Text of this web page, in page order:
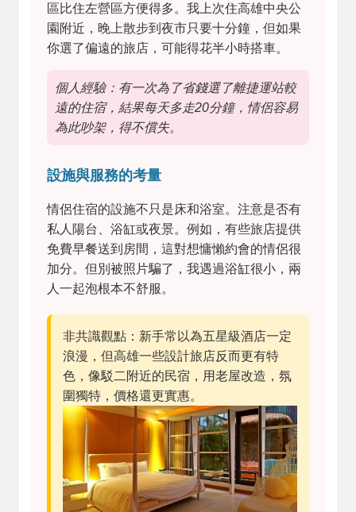
區比住左營區方便得多。我上次住高雄中央公
園附近，晚上散步到夜市只要十分鐘，但如果
你選了偏遠的旅店，可能得花半小時搭車。
個人經驗：有一次為了省錢選了離捷運站較
遠的住宿，結果每天多走20分鐘，情侶容易
為此吵架，得不償失。
設施與服務的考量
情侶住宿的設施不只是床和浴室。注意是否有
私人陽台、浴缸或夜景。例如，有些旅店提供
免費早餐送到房間，這對想慵懶約會的情侶很
加分。但別被照片騙了，我遇過浴缸很小，兩
人一起泡根本不舒服。
非共識觀點：新手常以為五星級酒店一定
浪漫，但高雄一些設計旅店反而更有特
色，像駁二附近的民宿，用老屋改造，氛
圍獨特，價格還更實惠。